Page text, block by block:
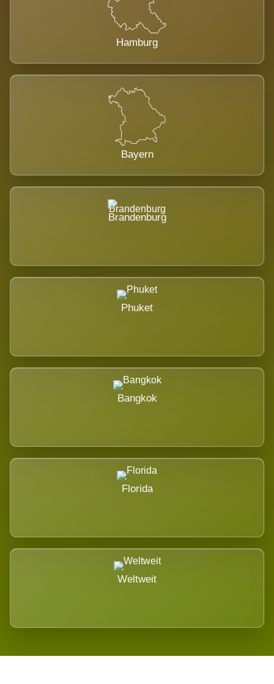
Hamburg
Bayern
Brandenburg
Phuket
Bangkok
Florida
Weltweit